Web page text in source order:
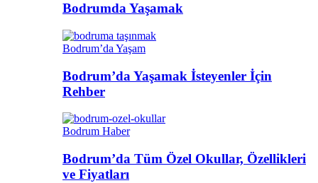
Bodrumda Yaşamak
Bodrum’da Yaşam
Bodrum’da Yaşamak İsteyenler İçin
Rehber
Bodrum Haber
Bodrum’da Tüm Özel Okullar, Özellikleri
ve Fiyatları